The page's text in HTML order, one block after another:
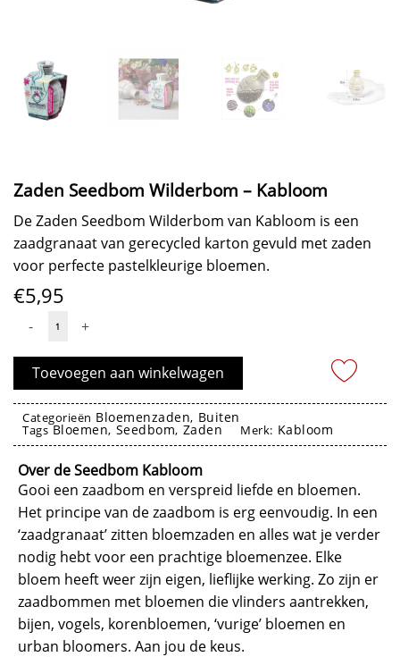
Zaden Seedbom Wilderbom – Kabloom
De Zaden Seedbom Wilderbom van Kabloom is een
zaadgranaat van gerecycled karton gevuld met zaden
voor perfecte pastelkleurige bloemen.
€5,95
-
Wilderbom
-
Kabloom
aantal
+
Toevoegen aan winkelwagen
Categorieën Bloemenzaden, Buiten
Tags Bloemen, Seedbom, Zaden Merk: Kabloom
Over de Seedbom Kabloom
Gooi een zaadbom en verspreid liefde en bloemen.
Het principe van de zaadbom is erg eenvoudig. In een
‘zaadgranaat’ zitten bloemzaden en alles wat je verder
nodig hebt voor een prachtige bloemenzee. Elke
bloem heeft weer zijn eigen, lieflijke werking. Zo zijn er
zaadbommen met bloemen die vlinders aantrekken,
bijen, vogels, korenbloemen, ‘vurige’ bloemen en
urban bloomers. Aan jou de keus.